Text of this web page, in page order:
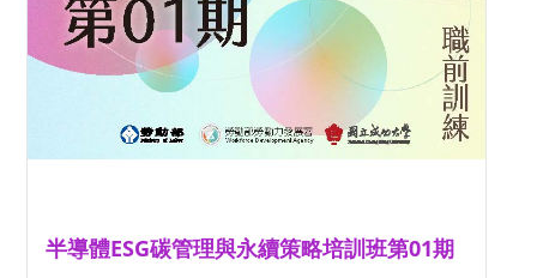
半導體ESG碳管理與永續策略培訓班第01期